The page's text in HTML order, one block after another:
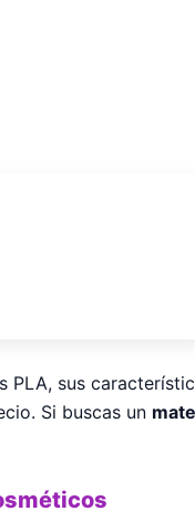
PLA, sus
Si buscas un